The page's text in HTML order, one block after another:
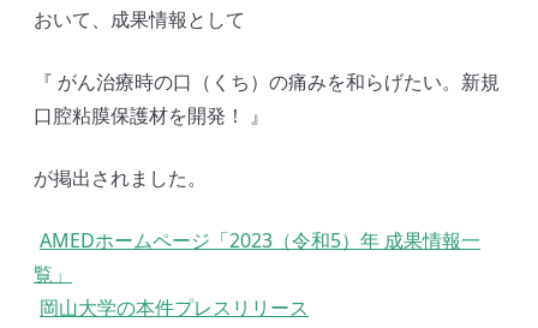
おいて、成果情報として
『 がん治療時の口（くち）の痛みを和らげたい。新規
口腔粘膜保護材を開発！ 』
が掲出されました。
AMEDホームページ「2023（令和5）年 成果情報一
覧」
岡山大学の本件プレスリリース